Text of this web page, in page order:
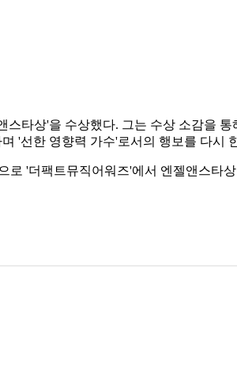
타상'을 수상했다. 그는 수상 소감을
'선한 영향력 가수'로서의 행보를 다시
'더팩트뮤직어워즈'에서 엔젤앤스타